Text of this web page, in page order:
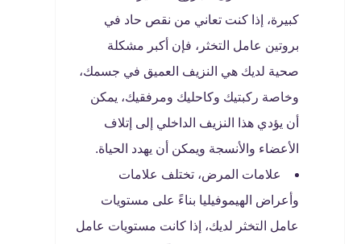
كبيرة، إذا كنت تعاني من نقص حاد في
بروتين عامل التخثر، فإن أكبر مشكلة
صحية لديك هي النزيف العميق في جسمك،
وخاصة ركبتيك وكاحليك ومرفقيك، يمكن
أن يؤدي هذا النزيف الداخلي إلى إتلاف
الأعضاء والأنسجة ويمكن أن يهدد الحياة.
علامات المرض، تختلف علامات
وأعراض الهيموفيليا بناءً على مستويات
عامل التخثر لديك، إذا كانت مستويات عامل